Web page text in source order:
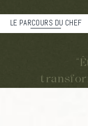
LE PARCOURS DU CHEF